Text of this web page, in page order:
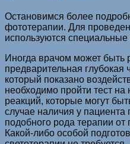
Остановимся более
фототерапии. Для
используются
Иногда врачом может быть
предварительная глубокая
который показано
необходимо пройти тест на
реакций, которые могут
случае наличия у пациента
подобного рода терапии от
Какой-либо особой